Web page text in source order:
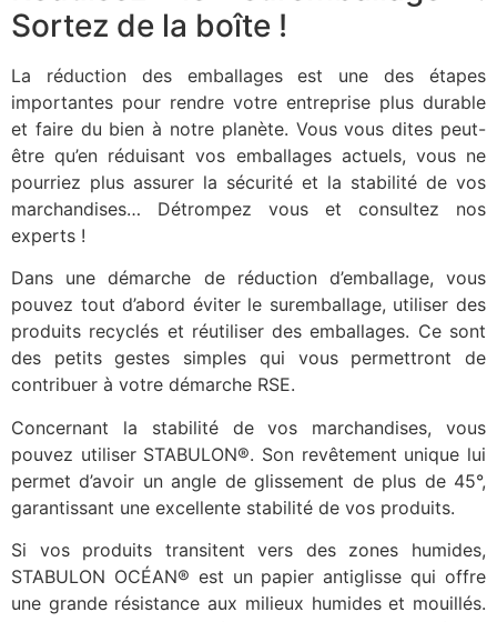
Sortez de la boîte !
La réduction des emballages est une des étapes
importantes pour rendre votre entreprise plus durable
et faire du bien à notre planète. Vous vous dites peut-
être qu’en réduisant vos emballages actuels, vous ne
pourriez plus assurer la sécurité et la stabilité de vos
marchandises… Détrompez vous et consultez nos
experts !
Dans une démarche de réduction d’emballage, vous
pouvez tout d’abord éviter le suremballage, utiliser des
produits recyclés et réutiliser des emballages. Ce sont
des petits gestes simples qui vous permettront de
contribuer à votre démarche RSE.
Concernant la stabilité de vos marchandises, vous
pouvez utiliser STABULON®. Son revêtement unique lui
permet d’avoir un angle de glissement de plus de 45°,
garantissant une excellente stabilité de vos produits.
Si vos produits transitent vers des zones humides,
STABULON OCÉAN® est un papier antiglisse qui offre
une grande résistance aux milieux humides et mouillés.